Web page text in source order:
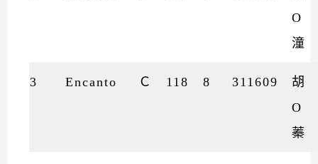
O
潼
3 Encanto Ｃ 118 8 311609
胡
O
蓁